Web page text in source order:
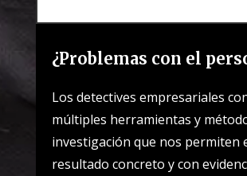
¿Problemas con el
Los detectives empresariales
múltiples herramientas y
investigación que nos permiten
resultado concreto y con